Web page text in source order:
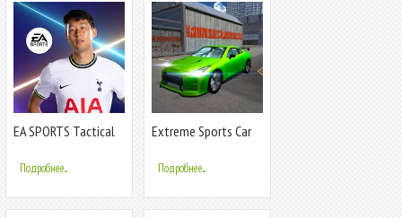
EA SPORTS Tactical
Подробнее...
Extreme Sports Car
Подробнее...